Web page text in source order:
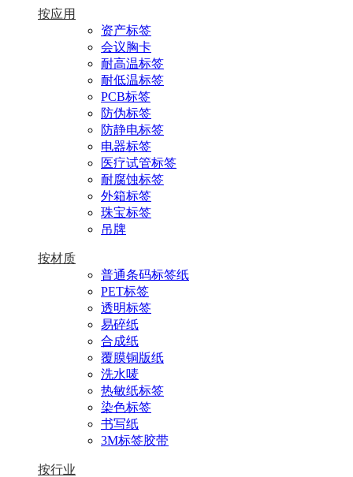
按应用
资产标签
会议胸卡
耐高温标签
耐低温标签
PCB标签
防伪标签
防静电标签
电器标签
医疗试管标签
耐腐蚀标签
外箱标签
珠宝标签
吊牌
按材质
普通条码标签纸
PET标签
透明标签
易碎纸
合成纸
覆膜铜版纸
洗水唛
热敏纸标签
染色标签
书写纸
3M标签胶带
按行业